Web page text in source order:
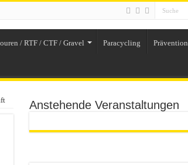
/ RTF / CTF / Gravel Paracycling Prävention
Anstehende Veranstaltungen